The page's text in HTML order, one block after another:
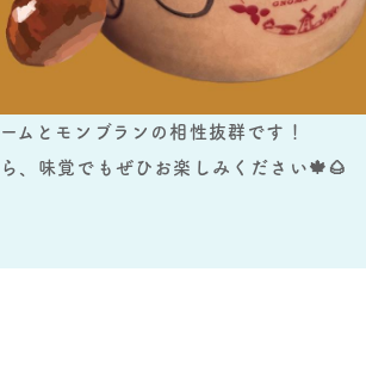
ムとモンブランの相性抜群です！
、味覚でもぜひお楽しみください🍁🌰